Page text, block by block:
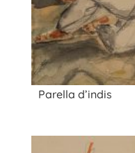
Parella d’indis